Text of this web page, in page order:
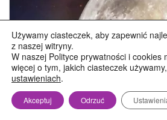
Używamy ciasteczek, aby zapewnić
z naszej witryny.
W naszej Polityce prywatności i cookies
więcej o tym, jakich ciasteczek
ustawieniach.
Akceptuj Odrzuć